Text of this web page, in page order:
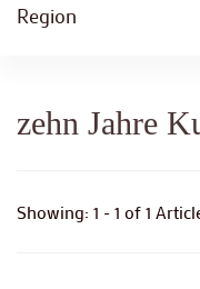
Region
zehn Jahre
Showing: 1 - 1 of 1